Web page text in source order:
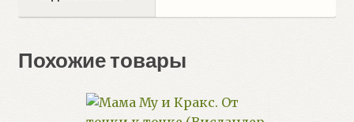
Похожие товары